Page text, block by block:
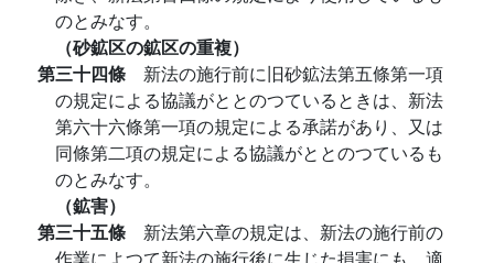
のとみなす。
（砂鉱区の鉱区の重複）
第三十四條 新法の施行前に旧砂鉱法第五條第一項
の規定による協議がととのつているときは、新法
第六十六條第一項の規定による承諾があり、又は
同條第二項の規定による協議がととのつているも
のとみなす。
（鉱害）
第三十五條 新法第六章の規定は、新法の施行前の